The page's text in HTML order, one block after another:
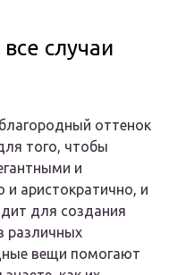
случаи
оттенок
того, чтобы
и
аристократично, и
для создания
различных
вещи помогают